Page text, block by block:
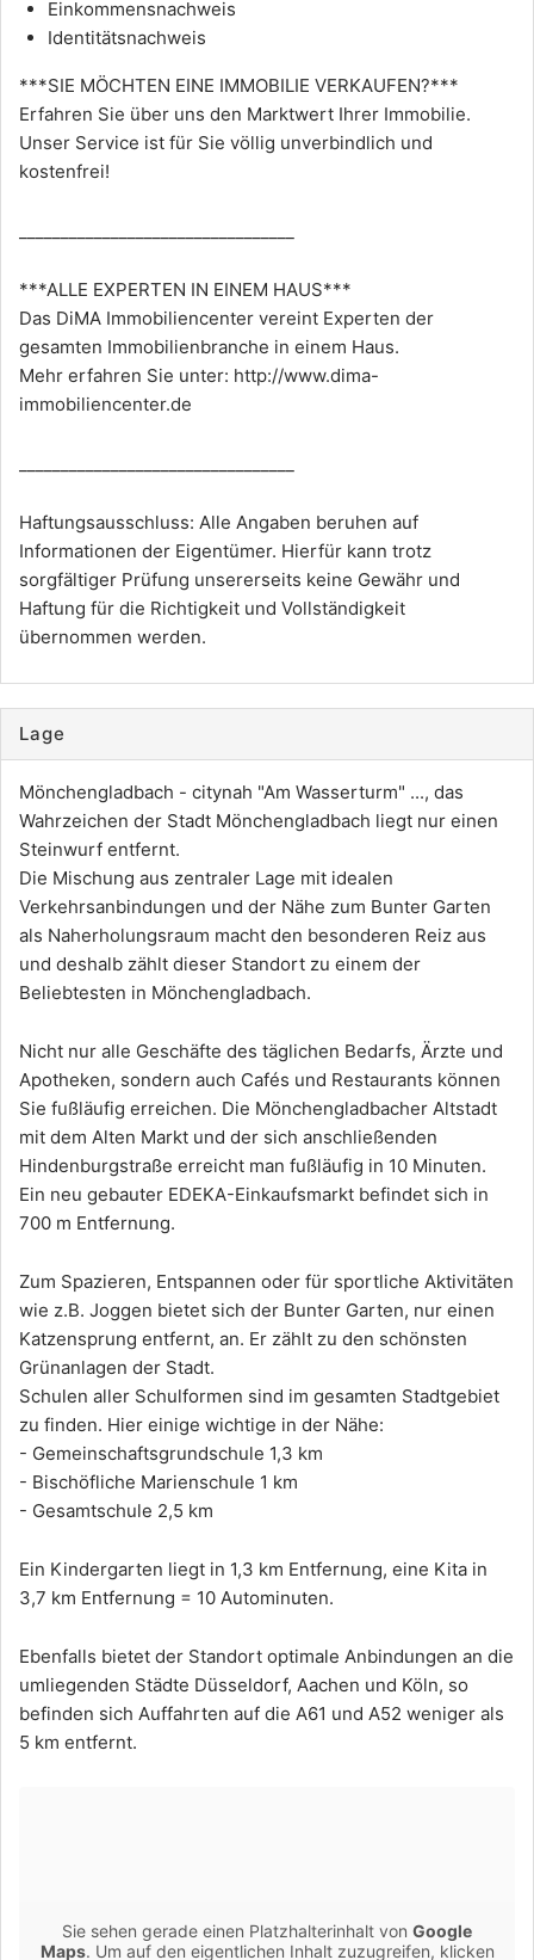
Einkommensnachweis
Identitätsnachweis
***SIE MÖCHTEN EINE IMMOBILIE VERKAUFEN?***
Erfahren Sie über uns den Marktwert Ihrer Immobilie.
Unser Service ist für Sie völlig unverbindlich und
kostenfrei!
***ALLE EXPERTEN IN EINEM HAUS***
Das DiMA Immobiliencenter vereint Experten der
gesamten Immobilienbranche in einem Haus.
Mehr erfahren Sie unter: http://www.dima-
immobiliencenter.de
Haftungsausschluss: Alle Angaben beruhen auf
Informationen der Eigentümer. Hierfür kann trotz
sorgfältiger Prüfung unsererseits keine Gewähr und
Haftung für die Richtigkeit und Vollständigkeit
übernommen werden.
Lage
Mönchengladbach - citynah "Am Wasserturm" ..., das
Wahrzeichen der Stadt Mönchengladbach liegt nur einen
Steinwurf entfernt.
Die Mischung aus zentraler Lage mit idealen
Verkehrsanbindungen und der Nähe zum Bunter Garten
als Naherholungsraum macht den besonderen Reiz aus
und deshalb zählt dieser Standort zu einem der
Beliebtesten in Mönchengladbach.
Nicht nur alle Geschäfte des täglichen Bedarfs, Ärzte und
Apotheken, sondern auch Cafés und Restaurants können
Sie fußläufig erreichen. Die Mönchengladbacher Altstadt
mit dem Alten Markt und der sich anschließenden
Hindenburgstraße erreicht man fußläufig in 10 Minuten.
Ein neu gebauter EDEKA-Einkaufsmarkt befindet sich in
700 m Entfernung.
Zum Spazieren, Entspannen oder für sportliche Aktivitäten
wie z.B. Joggen bietet sich der Bunter Garten, nur einen
Katzensprung entfernt, an. Er zählt zu den schönsten
Grünanlagen der Stadt.
Schulen aller Schulformen sind im gesamten Stadtgebiet
zu finden. Hier einige wichtige in der Nähe:
- Gemeinschaftsgrundschule 1,3 km
- Bischöfliche Marienschule 1 km
- Gesamtschule 2,5 km
Ein Kindergarten liegt in 1,3 km Entfernung, eine Kita in
3,7 km Entfernung = 10 Autominuten.
Ebenfalls bietet der Standort optimale Anbindungen an die
umliegenden Städte Düsseldorf, Aachen und Köln, so
befinden sich Auffahrten auf die A61 und A52 weniger als
5 km entfernt.
Sie sehen gerade einen Platzhalterinhalt von Google
Maps. Um auf den eigentlichen Inhalt zuzugreifen, klicken